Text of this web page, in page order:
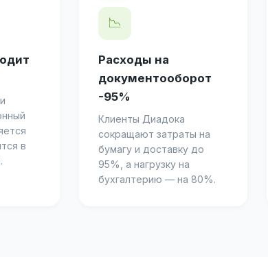
в
📉
Расходы на
документооборот
-95%
Клиенты Диадока
сокращают затраты на
бумагу и доставку до
95%, а нагрузку на
бухгалтерию — на 80%.